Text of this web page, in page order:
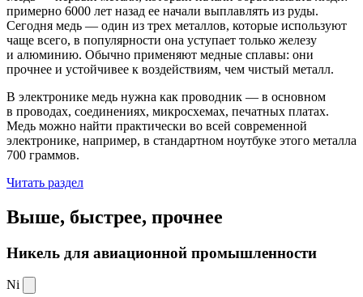
примерно 6000 лет назад ее начали выплавлять из руды.
Сегодня медь — один из трех металлов, которые используют
чаще всего, в популярности она уступает только железу
и алюминию. Обычно применяют медные сплавы: они
прочнее и устойчивее к воздействиям, чем чистый металл.
В электронике медь нужна как проводник — в основном
в проводах, соединениях, микросхемах, печатных платах.
Медь можно найти практически во всей современной
электронике, например, в стандартном ноутбуке этого металла
700 граммов.
Читать раздел
Выше, быстрее, прочнее
Никель для авиационной промышленности
Ni